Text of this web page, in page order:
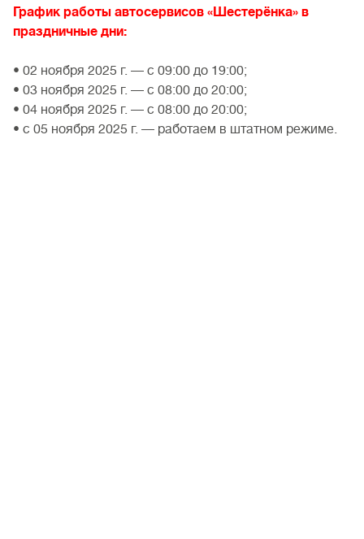
График работы автосервисов «Шестерёнка» в
праздничные дни:
• 02 ноября 2025 г. — с 09:00 до 19:00;
• 03 ноября 2025 г. — с 08:00 до 20:00;
• 04 ноября 2025 г. — с 08:00 до 20:00;
• с 05 ноября 2025 г. — работаем в штатном режиме.